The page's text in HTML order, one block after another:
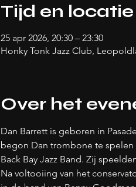
Tijd en locatie
25 apr 2026, 20:30 – 23:30
Honky Tonk Jazz Club,
Over het
Dan Barrett is geboren in
begon Dan trombone te
Back Bay Jazz Band. Zij
Na voltooiing van het